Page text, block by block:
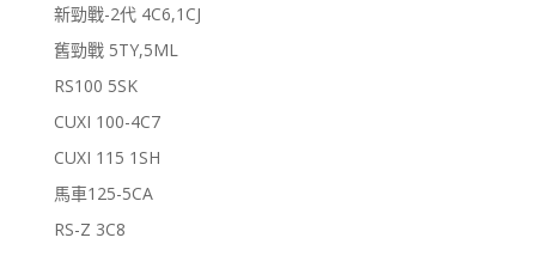
新勁戰-2代 4C6,1CJ
舊勁戰 5TY,5ML
RS100 5SK
CUXI 100-4C7
CUXI 115 1SH
馬車125-5CA
RS-Z 3C8